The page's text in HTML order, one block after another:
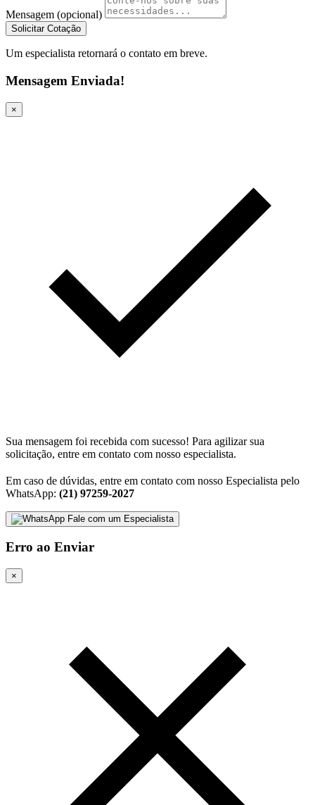
Mensagem (opcional)
Solicitar Cotação
Um especialista retornará o contato em breve.
Mensagem Enviada!
×
Sua mensagem foi recebida com sucesso! Para agilizar sua
solicitação, entre em contato com nosso especialista.
Em caso de dúvidas, entre em contato com nosso Especialista pelo
WhatsApp: (21) 97259-2027
Fale com um Especialista
Erro ao Enviar
×